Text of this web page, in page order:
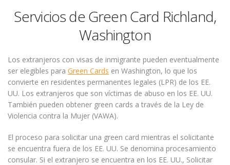
Servicios de Green Card Richland,
Washington
Los extranjeros con visas de inmigrante pueden eventualmente
ser elegibles para Green Cards en Washington, lo que los
convierte en residentes permanentes legales (LPR) de los EE.
UU. Los extranjeros que son víctimas de abuso en los EE. UU.
También pueden obtener green cards a través de la Ley de
Violencia contra la Mujer (VAWA).
El proceso para solicitar una green card mientras el solicitante
se encuentra fuera de los EE. UU. Se denomina procesamiento
consular. Si el extranjero se encuentra en los EE. UU., Solicitar